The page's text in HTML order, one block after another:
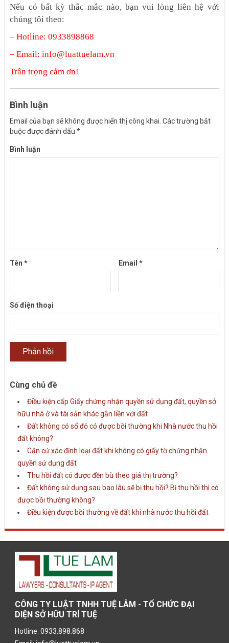
Nếu có bất kỳ thắc mắc nào, bạn vui lòng liên hệ với
chúng tôi theo:
–Hotline: 0933898868
– Email: info@luattuelam.vn
Trân trọng cảm ơn!
Bình luận
Email của bạn sẽ không được hiển thị công khai. Các trường bắt
buộc được đánh dấu*
Bình luận
Tên* Email*
Số điện thoại
Cùng chủ đề
Điều kiện cấp Giấy chứng nhận quyền sử dụng đất, quyền sở
hữu nhà ở và tài sản khác gắn liền với đất
Đất không có sổ đỏ có được bồi thường khi Nhà nước thu hồi
đất không?
Căn cứ xác định loại đất khi không có giấy tờ chứng nhận
quyền sử dụng đất
Thu hồi đất có được đền bù theo giá thị trường?
Đất không sử dụng sau bao lâu sẽ bị thu hồi? Bị thu hồi thì có
được bồi thường không?
Điều kiện được bồi thường về đất khi nhà nước thu hồi đất
CÔNG TY LUẬT TNHH TUỆ LÂM - TỔ CHỨC ĐẠI
DIỆN SỞ HỮU TRÍ TUỆ
Hotline: 0933.898.868